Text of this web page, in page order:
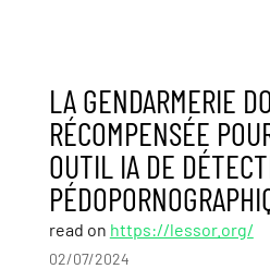
LA GENDARMERIE
RÉCOMPENSÉE
OUTIL IA DE
read on https://lessor.org/
02/07/2024